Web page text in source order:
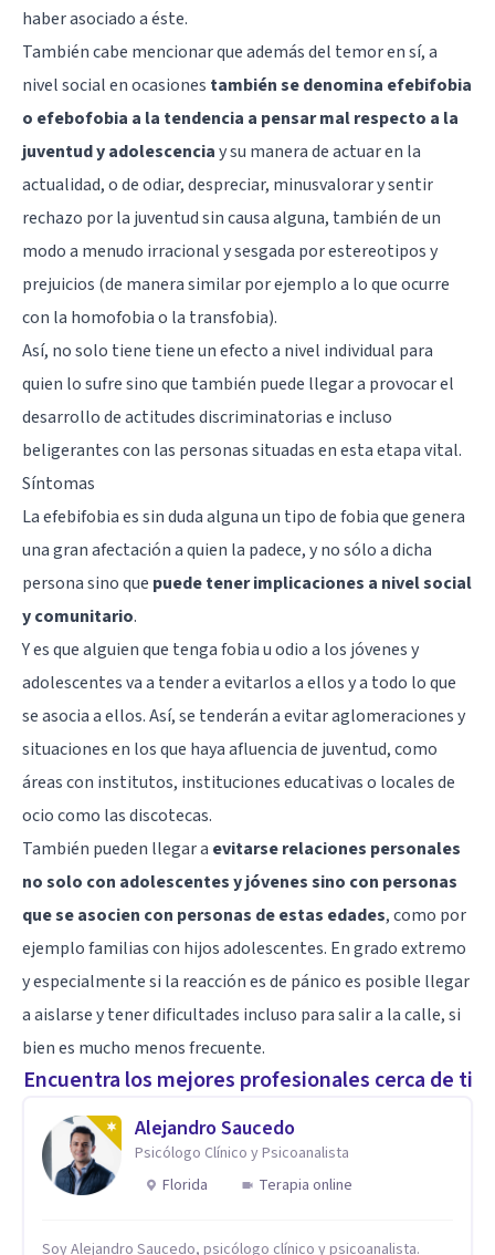
haber asociado a éste.
También cabe mencionar que además del temor en sí, a
nivel social en ocasiones también se denomina efebifobia
o efebofobia a la tendencia a pensar mal respecto a la
juventud y adolescenciay su manera de actuar en la
actualidad, o de odiar, despreciar, minusvalorar y sentir
rechazo por la juventud sin causa alguna, también de un
modo a menudo irracional y sesgada por estereotipos y
prejuicios (de manera similar por ejemplo a lo que ocurre
con la homofobia o la transfobia).
Así, no solo tiene tiene un efecto a nivel individual para
quien lo sufre sino que también puede llegar a provocar el
desarrollo de actitudes discriminatorias e incluso
beligerantes con las personas situadas en esta etapa vital.
Síntomas
La efebifobia es sin duda alguna un tipo de fobia que genera
una gran afectación a quien la padece, y no sólo a dicha
persona sino que puede tener implicaciones a nivel social
y comunitario.
Y es que alguien que tenga fobia u odio a los jóvenes y
adolescentes va a tender a evitarlos a ellos y a todo lo que
se asocia a ellos. Así, se tenderán a evitar aglomeraciones y
situaciones en los que haya afluencia de juventud, como
áreas con institutos, instituciones educativas o locales de
ocio como las discotecas.
También pueden llegar a evitarse relaciones personales
no solo con adolescentes y jóvenes sino con personas
que se asocien con personas de estas edades, como por
ejemplo familias con hijos adolescentes. En grado extremo
y especialmente si la reacción es de pánico es posible llegar
a aislarse y tener dificultades incluso para salir a la calle, si
bien es mucho menos frecuente.
Encuentra los mejores profesionales cerca de ti
Alejandro Saucedo
Psicólogo Clínico y Psicoanalista
Florida
Terapia online
Soy Alejandro Saucedo, psicólogo clínico y psicoanalista.